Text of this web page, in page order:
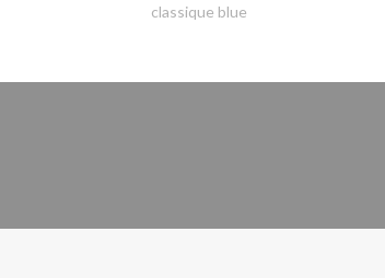
classique blue